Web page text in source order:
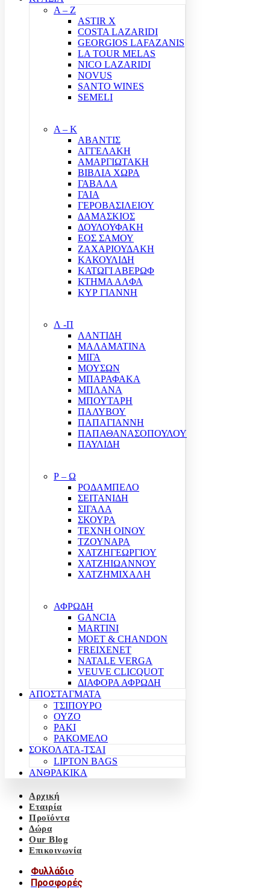
A – Z
ASTIR X
COSTA LAZARIDI
GEORGIOS LAFAZANIS
LA TOUR MELAS
NICO LAZARIDI
NOVUS
SANTO WINES
SEMELI
Α – Κ
ΑΒΑΝΤΙΣ
ΑΓΓΕΛΑΚΗ
ΑΜΑΡΓΙΩΤΑΚΗ
ΒΙΒΛΙΑ ΧΩΡΑ
ΓΑΒΑΛΑ
ΓΑΙΑ
ΓΕΡΟΒΑΣΙΛΕΙΟΥ
ΔΑΜΑΣΚΙΟΣ
ΔΟΥΛΟΥΦΑΚΗ
ΕΟΣ ΣΑΜΟΥ
ΖΑΧΑΡΙΟΥΔΑΚΗ
ΚΑΚΟΥΛΙΔΗ
ΚΑΤΩΓΙ ΑΒΕΡΩΦ
ΚΤΗΜΑ ΑΛΦΑ
ΚΥΡ ΓΙΑΝΝΗ
Λ -Π
ΛΑΝΤΙΔΗ
ΜΑΛΑΜΑΤΙΝΑ
ΜΙΓΑ
ΜΟΥΣΩΝ
ΜΠΑΡΑΦΑΚΑ
ΜΠΛΑΝΑ
ΜΠΟΥΤΑΡΗ
ΠΑΛΥΒΟΥ
ΠΑΠΑΓΙΑΝΝΗ
ΠΑΠΑΘΑΝΑΣΟΠΟΥΛΟΥ
ΠΑΥΛΙΔΗ
Ρ – Ω
ΡΟΔΑΜΠΕΛΟ
ΣΕΙΤΑΝΙΔΗ
ΣΙΓΑΛΑ
ΣΚΟΥΡΑ
ΤΕΧΝΗ ΟΙΝΟΥ
ΤΖΟΥΝΑΡΑ
ΧΑΤΖΗΓΕΩΡΓΙΟΥ
ΧΑΤΖΗΙΩΑΝΝΟΥ
ΧΑΤΖΗΜΙΧΑΛΗ
ΑΦΡΩΔΗ
GANCIA
MARTINI
MOET & CHANDON
FREIXENET
NATALE VERGA
VEUVE CLICQUOT
ΔΙΑΦΟΡΑ ΑΦΡΩΔΗ
ΑΠΟΣΤΑΓΜΑΤΑ
ΤΣΙΠΟΥΡΟ
ΟΥΖΟ
ΡΑΚΙ
ΡΑΚΟΜΕΛΟ
ΣΟΚΟΛΑΤΑ-ΤΣΑΙ
LIPTON BAGS
ΑΝΘΡΑΚΙΚΑ
Αρχική
Εταιρία
Προϊόντα
Δώρα
Our Blog
Επικοινωνία
Φυλλάδιο
Προσφορές